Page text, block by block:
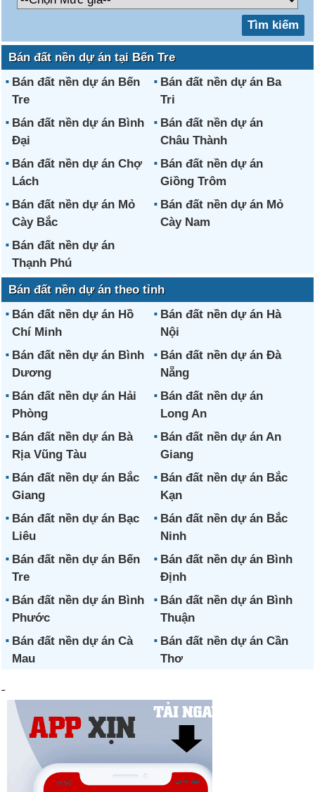
Bán đất nền dự án tại Bến Tre
Bán đất nền dự án Bến
Tre
Bán đất nền dự án Ba
Tri
Bán đất nền dự án Bình
Đại
Bán đất nền dự án
Châu Thành
Bán đất nền dự án Chợ
Lách
Bán đất nền dự án
Giồng Trôm
Bán đất nền dự án Mỏ
Cày Bắc
Bán đất nền dự án Mỏ
Cày Nam
Bán đất nền dự án
Thạnh Phú
Bán đất nền dự án theo tỉnh
Bán đất nền dự án Hồ
Chí Minh
Bán đất nền dự án Hà
Nội
Bán đất nền dự án Bình
Dương
Bán đất nền dự án Đà
Nẵng
Bán đất nền dự án Hải
Phòng
Bán đất nền dự án
Long An
Bán đất nền dự án Bà
Rịa Vũng Tàu
Bán đất nền dự án An
Giang
Bán đất nền dự án Bắc
Giang
Bán đất nền dự án Bắc
Kạn
Bán đất nền dự án Bạc
Liêu
Bán đất nền dự án Bắc
Ninh
Bán đất nền dự án Bến
Tre
Bán đất nền dự án Bình
Định
Bán đất nền dự án Bình
Phước
Bán đất nền dự án Bình
Thuận
Bán đất nền dự án Cà
Mau
Bán đất nền dự án Cần
Thơ